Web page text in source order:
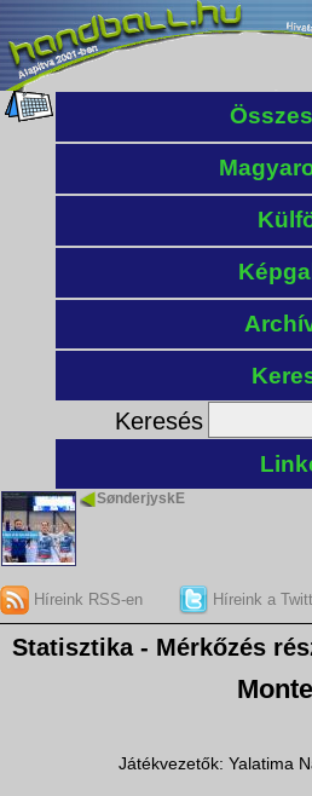
Keresés
SønderjyskE
Híreink RSS-en Híreink a
Statisztika - Mérkőzés
Játékvezetők: Yalatima